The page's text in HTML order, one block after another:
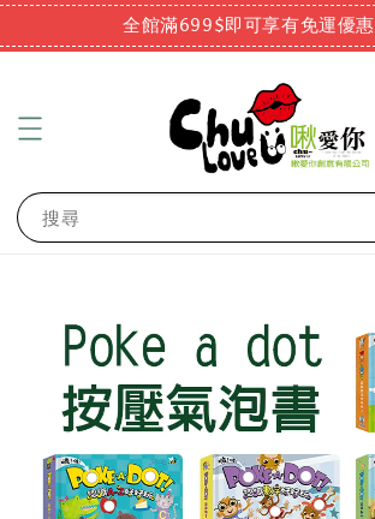
全館滿699$即可享有免運優惠
搜尋